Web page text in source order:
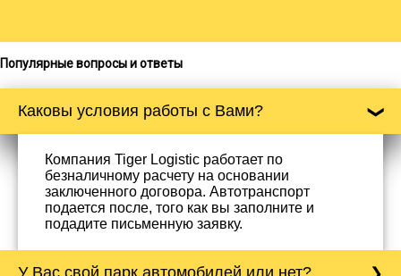
Популярные вопросы и ответы
Каковы условия работы с Вами?
Компания Tiger Logistic работает по
безналичному расчету на основании
заключенного договора. Автотранспорт
подается после, того как вы заполните и
подадите письменную заявку.
У Вас свой парк автомобилей или нет?